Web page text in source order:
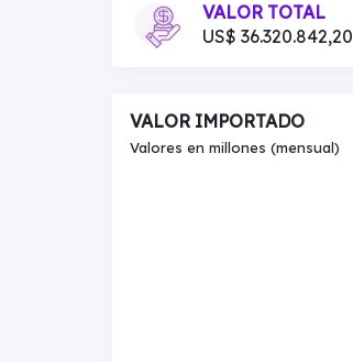
VALOR TOTAL
US$ 36.320.842,20
VALOR IMPORTADO
Valores en millones (mensual)